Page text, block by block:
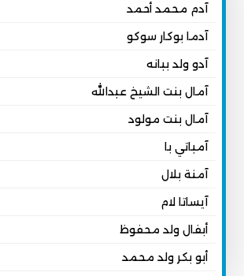
آدم محمد أحمد
آدما بوكار سوكو
آدو ولد ببانه
آمال بنت الشيخ عبدالله
آمال بنت مولود
آمباتي با
آمنة بلال
آيساتا لام
أبفال ولد محفوظ
أبو بكر ولد محمد